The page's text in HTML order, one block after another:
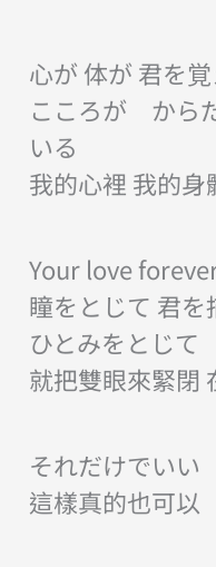
心が 体が 君を
こころが から
いる
我的心裡 我的
Your love
瞳をとじて 君を
ひとみをとじ
就把雙眼來緊閉
それだけでいい
這樣真的也可以